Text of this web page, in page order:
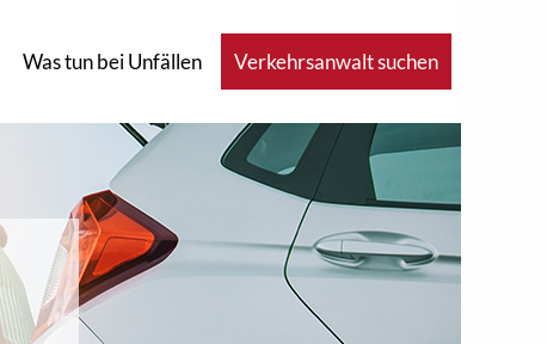
Was tun bei Unfällen Verkehrsanwalt suchen